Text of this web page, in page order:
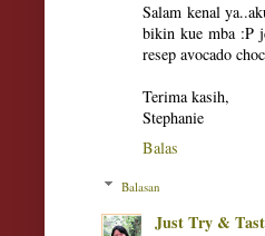
Salam kenal
bikin kue mba :P
resep avocado
Terima kasih,
Stephanie
Balas
Balasan
Just Try &